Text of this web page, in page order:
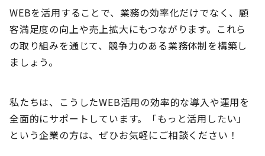
WEBを活用することで、業務の効率化だけでなく、顧
客満足度の向上や売上拡大にもつながります。これら
の取り組みを通じて、競争力のある業務体制を構築し
ましょう。
私たちは、こうしたWEB活用の効率的な導入や運用を
全面的にサポートしています。「もっと活用したい」
という企業の方は、ぜひお気軽にご相談ください！